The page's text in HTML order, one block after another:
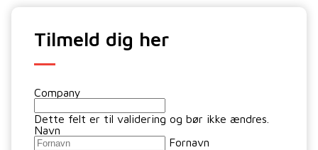
Tilmeld dig her
Company
Dette felt er til validering og bør ikke ændres.
Navn
Fornavn